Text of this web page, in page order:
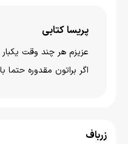
پریسا کتابی
عزیزم هر چند وقت یکبار
اگر براتون مقدوره حتما
زرباف